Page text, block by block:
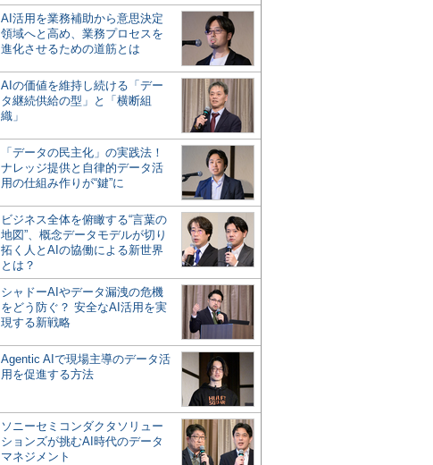
AI活用を業務補助から意思決定
領域へと高め、業務プロセスを
進化させるための道筋とは
AIの価値を維持し続ける「デー
タ継続供給の型」と「横断組
織」
「データの民主化」の実践法！
ナレッジ提供と自律的データ活
用の仕組み作りが“鍵”に
ビジネス全体を俯瞰する“言葉の
地図”、概念データモデルが切り
拓く人とAIの協働による新世界
とは？
シャドーAIやデータ漏洩の危機
をどう防ぐ？ 安全なAI活用を実
現する新戦略
Agentic AIで現場主導のデータ活
用を促進する方法
ソニーセミコンダクタソリュー
ションズが挑むAI時代のデータ
マネジメント